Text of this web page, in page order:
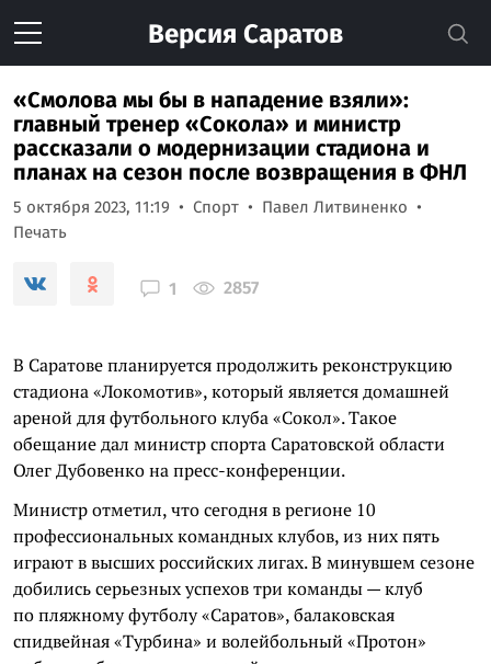
Версия Саратов
«Смолова мы бы в нападение взяли»:
главный тренер «Сокола» и министр
рассказали о модернизации стадиона и
планах на сезон после возвращения в ФНЛ
5 октября 2023, 11:19 Спорт
Павел Литвиненко
Печать
1 2857
В Саратове планируется продолжить реконструкцию
стадиона «Локомотив», который является домашней
ареной для футбольного клуба «Сокол». Такое
обещание дал министр спорта Саратовской области
Олег Дубовенко на пресс-конференции.
Министр отметил, что сегодня в регионе 10
профессиональных командных клубов, из них пять
играют в высших российских лигах. В минувшем сезоне
добились серьезных успехов три команды — клуб
по пляжному футболу «Саратов», балаковская
спидвейная «Турбина» и волейбольный «Протон»